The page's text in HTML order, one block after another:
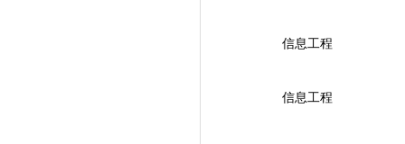
信息工程
信息工程